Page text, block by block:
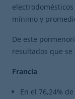
mínimo y
De este
resultados que
Francia
En el 76,24%